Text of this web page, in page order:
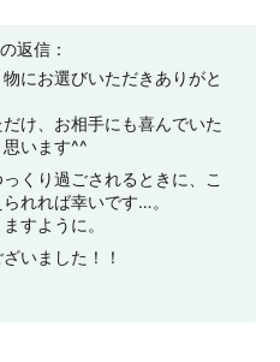
の返信：
にお選びいただきありがと
け、お相手にも喜んでいた
います^^
くり過ごされるときに、こ
れれば幸いです…。
すように。
いました！！